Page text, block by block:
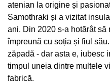
atenian la origine și
Samothraki și a vizitat
ani. Din 2020 s-a hotărât să
împreună cu soția și fiul
zăpadă - dar asta e, iubesc
timpul uneia dintre multele
fabrică.